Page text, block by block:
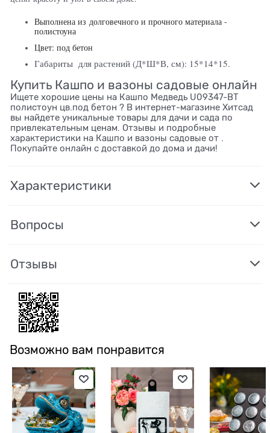
Выполнена из долговечного и прочного материала -
полистоуна
Цвет: под бетон
Габариты для растений (Д*Ш*В, см): 15*14*15.
Купить Кашпо и вазоны садовые онлайн
Ищете хорошие цены на Кашпо Медведь U09347-BT
полистоун цв.под бетон ? В интернет-магазине Хитсад
вы найдете уникальные товары для дачи и сада по
привлекательным ценам. Отзывы и подробные
характеристики на Кашпо и вазоны садовые от .
Покупайте онлайн с доставкой до дома и дачи!
Характеристики
Вопросы
Отзывы
Возможно вам понравится